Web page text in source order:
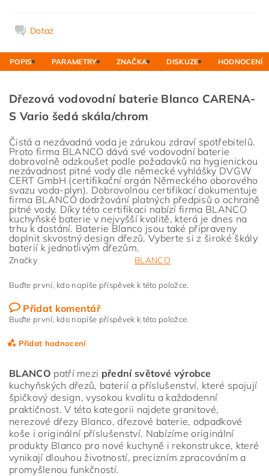
Dotaz
POPIS PARAMETRY ZNAČKA DISKUZE HODNOCENÍ
Dřezová vodovodní baterie Blanco CARENA-
S Vario šedá skála/chrom
Čistá a nezávadná voda je zárukou zdraví spotřebitelů.
Proto firma BLANCO dává své vodovodní baterie
dobrovolně odzkoušet podle požadavků na hygienickou
nezávadnost pitné vody dle německé vyhlášky DVGW
CERT GmbH (certifikační orgán Německého oborového
svazu voda-plyn). Dobrovolnou certifikací dokumentuje
firma BLANCO dodržování platných předpisů o ochraně
pitné vody. Díky této certifikaci nabízí firma BLANCO
kuchyňské baterie v nejvyšší kvalitě, která je dnes na
trhu k dostání. Baterie Blanco jsou také připraveny
doplnit skvostný design dřezů. Vyberte si z široké škály
baterií k jednotlivým dřezům.
Značky BLANCO
Buďte první, kdo napíše příspěvek k této položce.
Přidat komentář
Buďte první, kdo napíše příspěvek k této položce.
Přidat hodnocení
BLANCO patří mezi přední světové výrobce
kuchyňských dřezů, baterií a příslušenství, které spojují
špičkový design, vysokou kvalitu a každodenní
praktičnost. V této kategorii najdete granitové,
nerezové dřezy Blanco, dřezové baterie, odpadkové
koše i originální příslušenství. Nabízíme originální
produkty Blanco pro nové kuchyně i rekonstrukce, které
vynikají dlouhou životností, precizním zpracováním a
promyšlenou funkčností.